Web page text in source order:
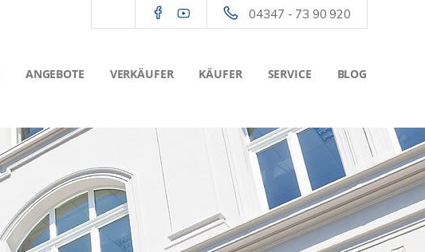
04347 - 73 90 920
ANGEBOTE VERKÄUFER KÄUFER SERVICE BLOG